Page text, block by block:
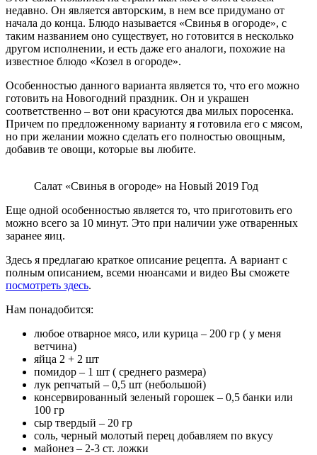
недавно. Он является авторским, в нем все придумано от
начала до конца. Блюдо называется «Свинья в огороде», с
таким названием оно существует, но готовится в несколько
другом исполнении, и есть даже его аналоги, похожие на
известное блюдо «Козел в огороде».
Особенностью данного варианта является то, что его можно
готовить на Новогодний праздник. Он и украшен
соответственно – вот они красуются два милых поросенка.
Причем по предложенному варианту я готовила его с мясом,
но при желании можно сделать его полностью овощным,
добавив те овощи, которые вы любите.
Салат «Свинья в огороде» на Новый 2019 Год
Еще одной особенностью является то, что приготовить его
можно всего за 10 минут. Это при наличии уже отваренных
заранее яиц.
Здесь я предлагаю краткое описание рецепта. А вариант с
полным описанием, всеми нюансами и видео Вы сможете
посмотреть здесь.
Нам понадобится:
любое отварное мясо, или курица – 200 гр ( у меня
ветчина)
яйца 2 + 2 шт
помидор – 1 шт ( среднего размера)
лук репчатый – 0,5 шт (небольшой)
консервированный зеленый горошек – 0,5 банки или
100 гр
сыр твердый – 20 гр
соль, черный молотый перец добавляем по вкусу
майонез – 2-3 ст. ложки